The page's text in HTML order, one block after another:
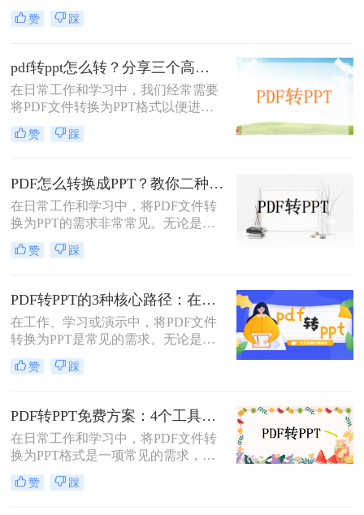
档的查看和分享，而PPT则更多地用
于制作演示文稿和进行演讲。有时，
式，以便进行编辑、修改或展示。那
么pdf怎么转ppt呢？本文将介绍三种
将PDF转换为PPT的方法：使用专业
的PDF转PPT软件、利用在线转换工
具，以及手动复制粘贴内容。
赞 踩
pdf转ppt怎么转？分享三个高效转换方法！
在日常工作和学习中，我们经常需要
将PDF文件转换为PPT格式以便进行
演示或编辑。那么pdf转ppt怎么转
呢？以下将介绍三种常用的pdf转ppt
转换。
赞 踩
PDF怎么转换成PPT？教你二种转换方法！
在日常工作和学习中，将PDF文件转
换为PPT的需求非常常见。无论是为
了方便展示、编辑还是进一步处理，
掌握几种高效的PDF转PPT方法都是
PPT呢？本文将详细介绍两种常见的
PDF转PPT方法，帮助用户轻松完成
文件格式转换。
赞 踩
PDF转PPT的3种核心路径：在线、软件和PPT自带的适用范围！
在工作、学习或演示中，将PDF文件
转换为PPT是常见的需求。无论是整
合报告、课件，还是优化文档展示，
都需要一种高效且保留原格式的方
是几种常用方法的详细解析，帮助你
快速上手。
赞 踩
PDF转PPT免费方案：4个工具的文件限制和输出质量对比！
在日常工作和学习中，将PDF文件转
换为PPT格式是一项常见的需求，以
便更好地进行演示和分享。虽然市面
上有许多专业的转换软件和服务，但
赞 踩